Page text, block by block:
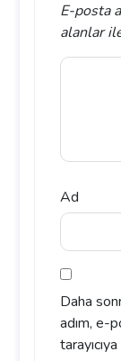
E-posta
alanlar
Ad
Daha
adım, e-